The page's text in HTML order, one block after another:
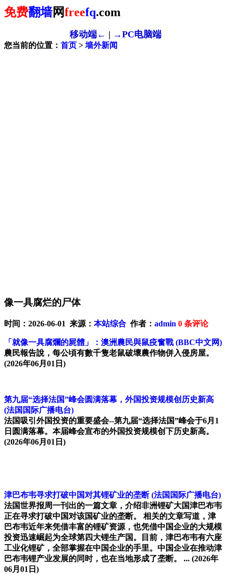
免费翻墙网freefq.com
移动端← | →PC电脑端
您当前的位置： 首页 > 墙外新闻
像一具腐烂的尸体
时间：2026-06-01 来源： 本站综合 作者： admin 0 条评论
「就像一具腐爛的屍體」：澳洲農民與鼠疫奮戰 (BBC中文网)
農民報告說，每公頃有數千隻老鼠破壞農作物併入侵房屋。
(2026年06月01日)
第九届“选择法国”峰会圆满落幕，外国投资规模创历史新高
(法国国际广播电台)
法国吸引外国投资的重要盛会--第九届“选择法国”峰会于6月1
日圆满落幕。本届峰会宣布的外国投资规模创下历史新高。
(2026年06月01日)
津巴布韦寻求打破中国对其锂矿业的垄断 (法国国际广播电台)
法国世界报周一刊出的一篇文章，介绍非洲锂矿大国津巴布韦
正在寻求打破中国对该国矿业的垄断。 相关的文章写道，津
巴布韦近年来凭借丰富的锂矿资源，也凭借中国企业的大规模
投资迅速崛起为全球第四大锂生产国。目前，津巴布韦有六座
工业化锂矿，全部掌握在中国企业的手里。中国企业在推动津
巴布韦锂产业发展的同时，也在当地形成了垄断。 ... (2026年
06月01日)